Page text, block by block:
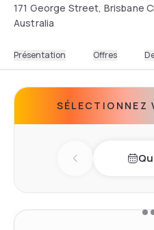
171 George Street, Brisbane
Australia
Présentation Offres
SÉLECTIONNEZ
Previous day